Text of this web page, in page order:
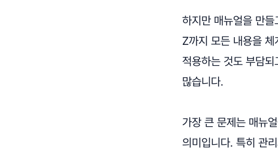
하지만 매뉴얼을 만
Z까지 모든 내용을
적용하는 것도 부담
많습니다.
가장 큰 문제는 매뉴
의미입니다. 특히 관